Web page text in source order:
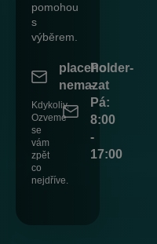
pomohou
s
výběrem.
Po
-
Pá:
8:00
-
17:00
placeholder-
nemazat
Kdykoliv.
Ozveme
se
vám
zpět
co
nejdříve.